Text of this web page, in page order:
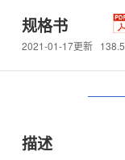
规格书
2021-01-17更新
描述